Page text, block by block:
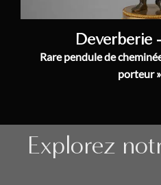
Deverberie
Rare pendule de
porteur
Explorez